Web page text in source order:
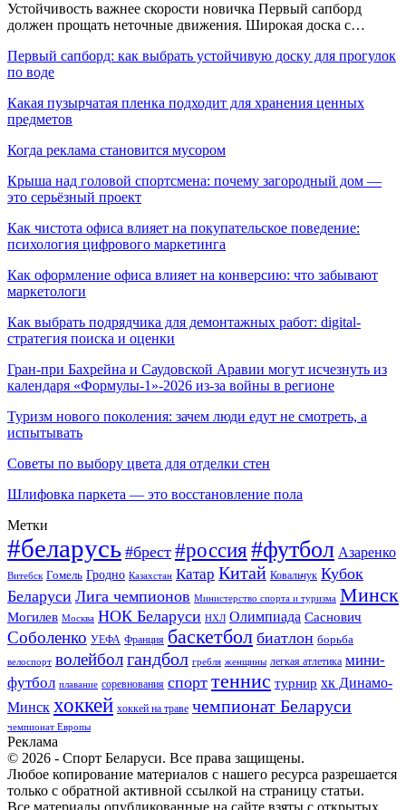
Устойчивость важнее скорости новичка Первый сапборд
должен прощать неточные движения. Широкая доска с…
Первый сапборд: как выбрать устойчивую доску для прогулок
по воде
Какая пузырчатая пленка подходит для хранения ценных
предметов
Когда реклама становится мусором
Крыша над головой спортсмена: почему загородный дом —
это серьёзный проект
Как чистота офиса влияет на покупательское поведение:
психология цифрового маркетинга
Как оформление офиса влияет на конверсию: что забывают
маркетологи
Как выбрать подрядчика для демонтажных работ: digital-
стратегия поиска и оценки
Гран-при Бахрейна и Саудовской Аравии могут исчезнуть из
календаря «Формулы-1»-2026 из-за войны в регионе
Туризм нового поколения: зачем люди едут не смотреть, а
испытывать
Советы по выбору цвета для отделки стен
Шлифовка паркета — это восстановление пола
Метки
#беларусь #брест #россия#футбол Азаренко
Витебск Гомель Гродно Казахстан Катар Китай Ковальчук Кубок
Беларуси Лига чемпионов Министерство спорта и туризма Минск
Могилев Москва НОК Беларуси НХЛ Олимпиада Саснович
Соболенко УЕФА Франция баскетбол биатлон борьба
велоспорт волейболгандбол гребля женщины легкая атлетика мини-
футбол плавание соревнования спорт теннис турнир хк Динамо-
Минск хоккей хоккей на траве чемпионат Беларуси
чемпионат Европы
Реклама
© 2026 - Спорт Беларуси. Все права защищены.
Любое копирование материалов с нашего ресурса разрешается
только с обратной активной ссылкой на страницу статьи.